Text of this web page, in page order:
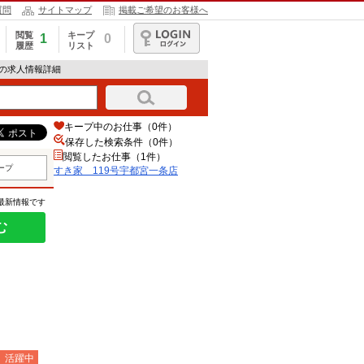
問 サイトマップ 掲載ご希望のお客様へ
閲覧
履歴
1
キープ
リスト
0
ログイン
求人情報詳細
プ
新情報です
活躍中
キープ中のお仕事（0件）
保存した検索条件（0件）
閲覧したお仕事（1件）
すき家 119号宇都宮一条店